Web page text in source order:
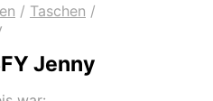
/ Taschen /
Jenny